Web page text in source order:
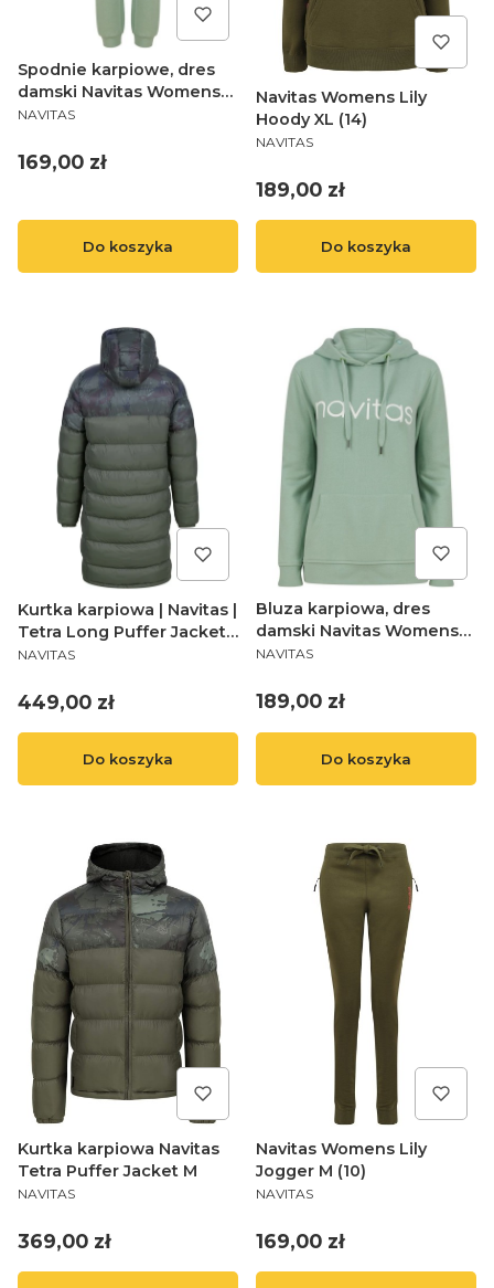
Spodnie karpiowe, dres
damski Navitas Womens
Jogger - Light Green XL
PRODUCENT
NAVITAS
Cena
169,00 zł
Do koszyka
Navitas Womens Lily
Hoody XL (14)
PRODUCENT
NAVITAS
Cena
189,00 zł
Do koszyka
Kurtka karpiowa | Navitas |
Tetra Long Puffer Jacket
M
PRODUCENT
NAVITAS
Cena
449,00 zł
Do koszyka
Bluza karpiowa, dres
damski Navitas Womens
Hoody - Light Green XL
PRODUCENT
NAVITAS
Cena
189,00 zł
Do koszyka
Kurtka karpiowa Navitas
Tetra Puffer Jacket M
PRODUCENT
NAVITAS
Cena
369,00 zł
Navitas Womens Lily
Jogger M (10)
PRODUCENT
NAVITAS
Cena
169,00 zł